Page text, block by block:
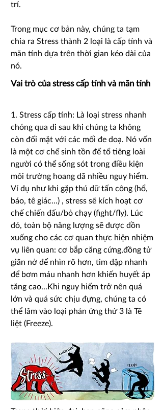
trí.
Trong mục cơ bản này, chúng ta tạm
chia ra Stress thành 2 loại là cấp tính và
mãn tính dựa trên thời gian kéo dài của
nó.
Vai trò của stress cấp tính và mãn tính
1. Stress cấp tính: Là loại stress nhanh
chóng qua đi sau khi chúng ta không
còn đối mặt với các mối đe doạ. Nó vốn
là một cơ chế sinh tồn để tổ tiêng loài
người có thể sống sót trong điều kiện
môi trường hoang dã nhiều nguy hiểm.
Ví dụ như khi gặp thú dữ tấn công (hổ,
báo, tê giác...) , stress sẽ kích hoạt cơ
chế chiến đấu/bỏ chạy (fight/fly). Lúc
đó, toàn bộ năng lượng sẽ được dồn
xuống cho các cơ quan thực hiện nhiệm
vụ liên quan: cơ bắp căng cứng,đồng tử
giãn nở để nhìn rõ hơn, tim đập nhanh
để bơm máu nhanh hơn khiến huyết áp
tăng cao...Khi nguy hiểm trở nên quá
lớn và quá sức chịu đựng, chúng ta có
thể lâm vào loại phản ứng thứ 3 là Tê
liệt (Freeze).